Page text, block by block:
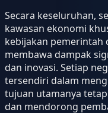
Secara keseluruhan,
kawasan ekonomi
kebijakan pemerintah
membawa dampak
dan inovasi. Setiap
tersendiri dalam
tujuan utamanya
dan mendorong